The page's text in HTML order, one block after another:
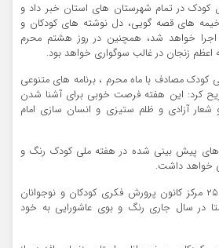
کودک در تمام شهرستان های استان خبر داد و
های قصه گویی، دل نوشته های کودکان و
اجرا خواهد شد، همچنین در روز هشتم محرم
اعظم زنجان در غالب سوگواری خواهد بود.
کودک مصادف با ماه محرم ، برنامه های متنوعی
کرد: این هفته فرصت خوبی برای آشنا شدن
شعار آزادی و ظلم ستیزی و انسان سازی امام
های پیش بینی شده در هفته ملی کودک رنگ و
خواهد داشت.
صالحی افزود: فعالیت‌ها در ۲۵ مرکز کانون پرورش فکری کودکان و نوجوانان
در سال جاری رنگ و بوی عاشورایی به خود